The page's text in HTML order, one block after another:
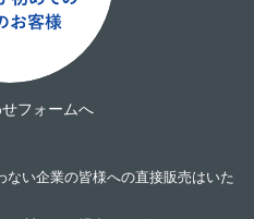
フォームへ
い企業の皆様への直接販売はいた